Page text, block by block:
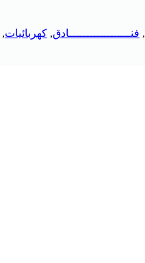
, فنــــــــــــــــــادق, كهربائيات,